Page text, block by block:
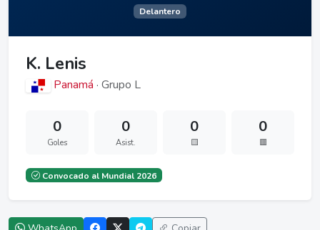
Delantero
K. Lenis
Panamá · Grupo L
0
Goles
0
Asist.
0
🟨
0
🟥
Convocado al Mundial 2026